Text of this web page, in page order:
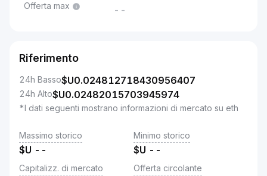
Offerta max --
Riferimento
24h Basso$U0.024812718430956407
24h Alto$U0.02482015703945974
*I dati seguenti mostrano informazioni di mercato su eth
Massimo storico
$U --
Minimo storico
$U --
Capitalizz. di mercato Offerta circolante